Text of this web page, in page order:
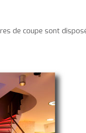
de coupe sont